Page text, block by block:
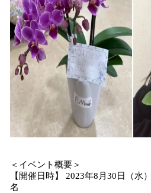
＜イベント概要＞
【開催日時】 2023年8月30日（
名